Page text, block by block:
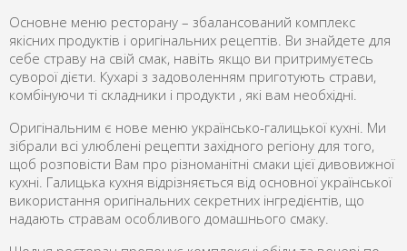
Основне меню ресторану – збалансований комплекс
якісних продуктів і оригінальних рецептів. Ви знайдете для
себе страву на свій смак, навіть якщо ви притримуєтесь
суворої дієти. Кухарі з задоволенням приготують страви,
комбінуючи ті складники і продукти , які вам необхідні.
Оригінальним є нове меню українсько-галицької кухні. Ми
зібрали всі улюблені рецепти західного регіону для того,
щоб розповісти Вам про різноманітні смаки цієї дивовижної
кухні. Галицька кухня відрізняється від основної української
використання оригінальних секретних інгредієнтів, що
надають стравам особливого домашнього смаку.